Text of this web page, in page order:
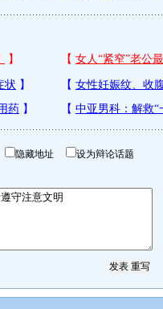
隐藏地址 设为辩论话题